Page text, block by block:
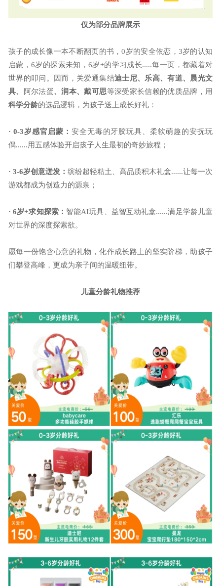
仅为部分品牌展示
孩子的成长像一本不断翻页的书，0岁的安全依恋，3岁的认知
启蒙，6岁的探索未知，6岁+的学习成长.....每一页，都藏着对
世界的叩问。因而，关爱通集结迪士尼、乐高、有道、晨光文
具、
阿尔法蛋、润本、戴可思等深受家长信赖的优质品牌，用
科学分龄的选品逻辑，为孩子送上成长好礼：
· 0-3岁感官启蒙： 安全无毒的牙胶玩具、柔软萌趣的安抚玩
偶......用五感体验开启孩子人生最初的奇妙旅程；
· 3-6岁创意迸发： 缤纷超轻粘土、高品质积木礼盒......让每一次
游戏都成为创造力的源泉；
· 6岁+求知探索： 智能AI玩具、益智互动礼盒......满足学龄儿童
对世界的深度探索欲。
愿每一份饱含心意的礼物，化作成长路上的坚实阶梯，助孩子
们攀登高峰，更成为亲子间的温暖纽带。
儿童分龄礼物推荐